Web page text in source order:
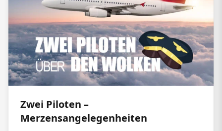
Zwei Piloten –
Merzensangelegenheiten